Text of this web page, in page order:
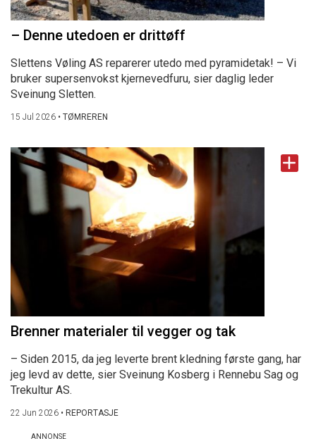
– Denne utedoen er drittøff
Slettens Vøling AS reparerer utedo med pyramidetak! – Vi
bruker supersenvokst kjernevedfuru, sier daglig leder
Sveinung Sletten.
15 Jul 2026 • TØMREREN
Brenner materialer til vegger og tak
– Siden 2015, da jeg leverte brent kledning første gang, har
jeg levd av dette, sier Sveinung Kosberg i Rennebu Sag og
Trekultur AS.
22 Jun 2026 • REPORTASJE